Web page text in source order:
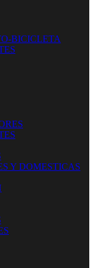
BICICLETA
Y DOMESTICAS